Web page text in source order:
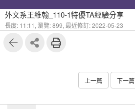
外文系王維翰_110-1特優TA經驗分享
長度: 11:11, 瀏覽: 899, 最近修訂: 2022-05-23
上一篇 下一篇